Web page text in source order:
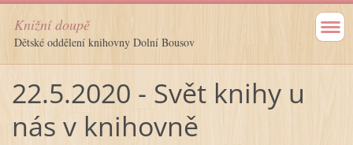
Knižní doupě
Dětské oddělení knihovny Dolní Bousov
22.5.2020 - Svět knihy u
nás v knihovně